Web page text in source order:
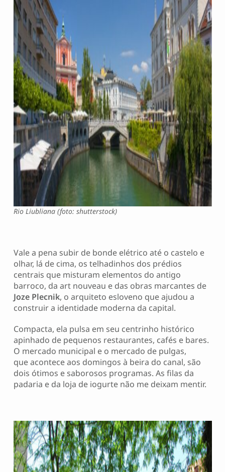
Rio Liubliana (foto: shutterstock)
Vale a pena subir de bonde elétrico até o castelo e
olhar, lá de cima, os telhadinhos dos prédios
centrais que misturam elementos do antigo
barroco, da art nouveau e das obras marcantes de
Joze Plecnik, o arquiteto esloveno que ajudou a
construir a identidade moderna da capital.
Compacta, ela pulsa em seu centrinho histórico
apinhado de pequenos restaurantes, cafés e bares.
O mercado municipal e o mercado de pulgas,
que acontece aos domingos à beira do canal, são
dois ótimos e saborosos programas. As filas da
padaria e da loja de iogurte não me deixam mentir.